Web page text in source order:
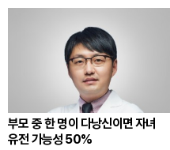
부모 중 한 명이 다낭신이면 자녀
유전 가능성 50%